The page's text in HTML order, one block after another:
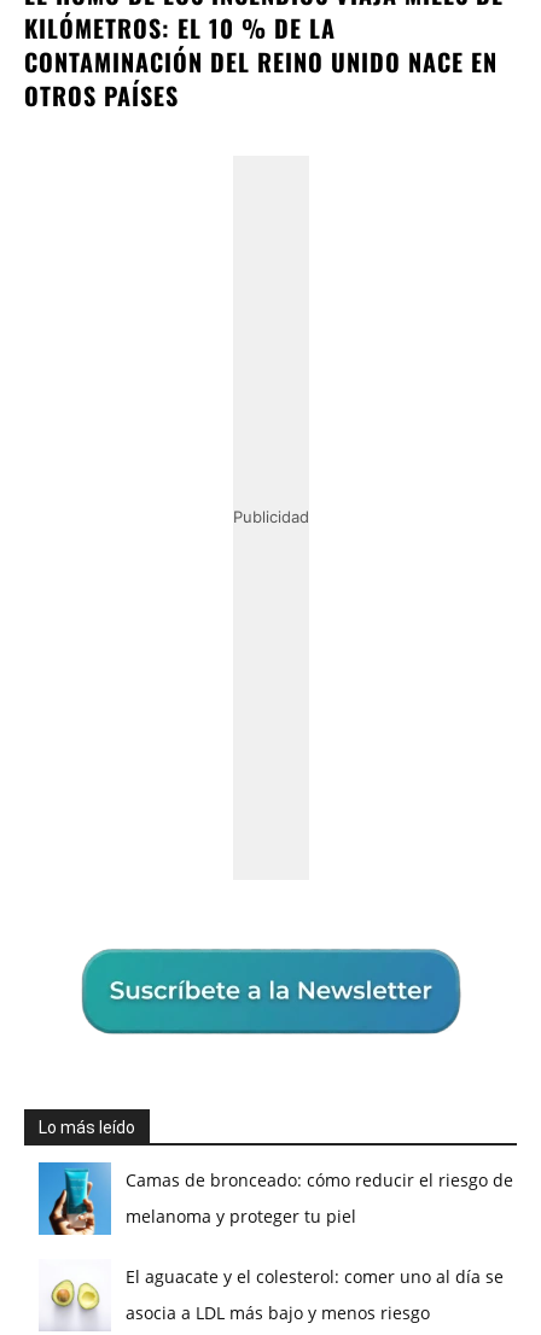
KILÓMETROS: EL 10 % DE LA
CONTAMINACIÓN DEL REINO UNIDO NACE EN
OTROS PAÍSES
Publicidad
Lo más leído
Camas de bronceado: cómo reducir el riesgo de
melanoma y proteger tu piel
El aguacate y el colesterol: comer uno al día se
asocia a LDL más bajo y menos riesgo